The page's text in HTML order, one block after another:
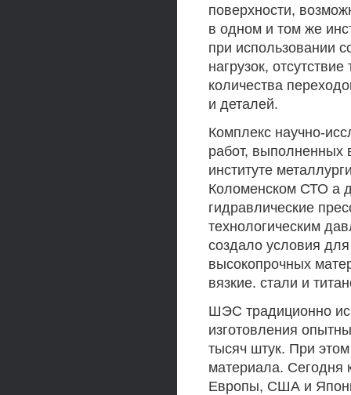
поверхности,
в одном и том же
при использовании
нагрузок,
количества
и деталей.
Комплекс научно-
работ, выполненных
институте
Коломенском СТО а
гидравлические
технологическим
создало условия
высокопрочных
вязкие. стали и
ШЭС традиционно
изготовления
тысяч штук. При
материала.
Европы, США и